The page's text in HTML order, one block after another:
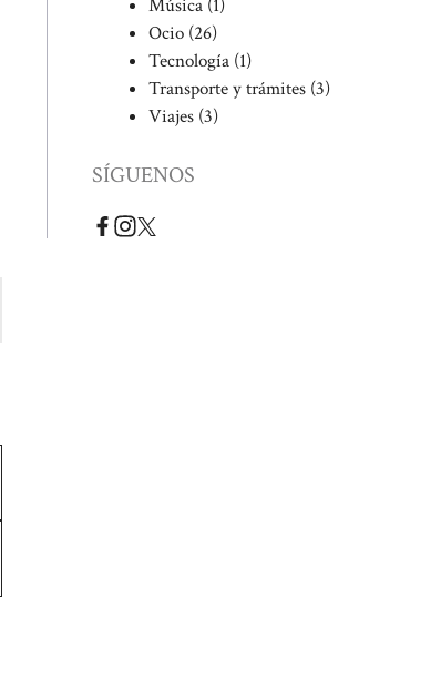
Música (1)
Ocio (26)
Tecnología (1)
Transporte y trámites (3)
Viajes (3)
SÍGUENOS